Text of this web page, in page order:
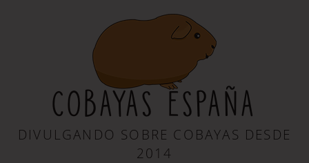
COBAYAS ESPAÑA
DIVULGANDO SOBRE COBAYAS DESDE
2014